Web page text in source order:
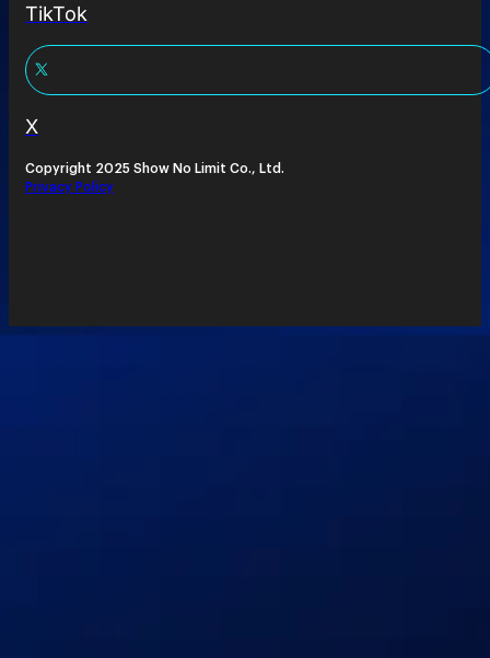
TikTok
X
Copyright 2025 Show No Limit Co., Ltd.
Privacy Policy